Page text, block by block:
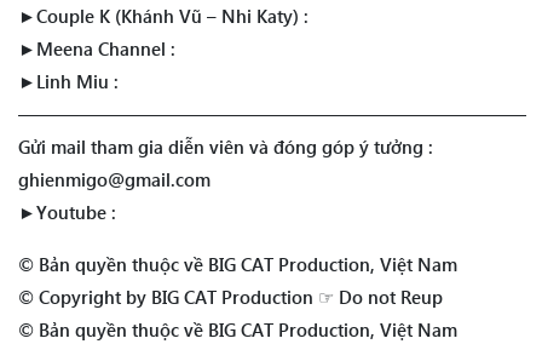
►Couple K (Khánh Vũ – Nhi Katy) :
►Meena Channel :
►Linh Miu :
————————————————————————————
Gửi mail tham gia diễn viên và đóng góp ý tưởng :
ghienmigo@gmail.com
►Youtube :
© Bản quyền thuộc về BIG CAT Production, Việt Nam
© Copyright by BIG CAT Production ☞ Do not Reup
© Bản quyền thuộc về BIG CAT Production, Việt Nam